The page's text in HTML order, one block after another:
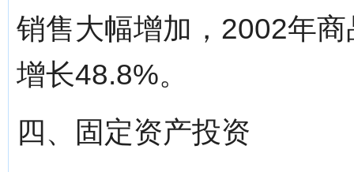
销售大幅增加，2002年
增长48.8%。
四、固定资产投资